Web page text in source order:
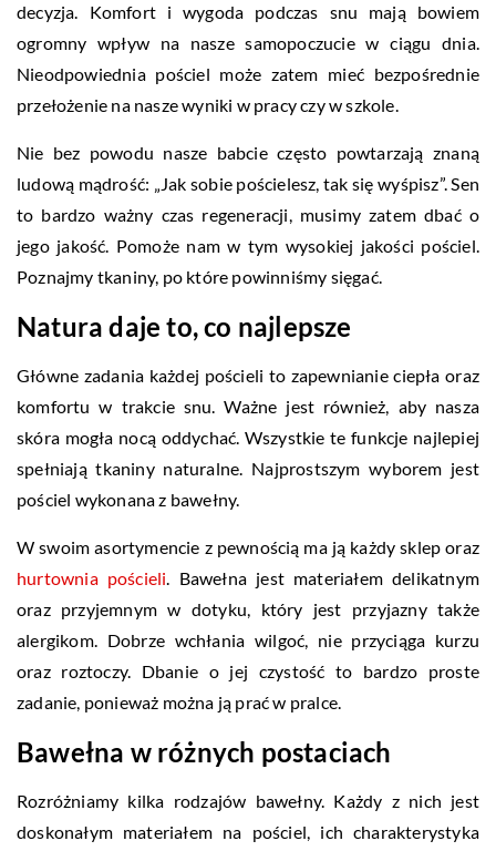
decyzja. Komfort i wygoda podczas snu mają bowiem
ogromny wpływ na nasze samopoczucie w ciągu dnia.
Nieodpowiednia pościel może zatem mieć bezpośrednie
przełożenie na nasze wyniki w pracy czy w szkole.
Nie bez powodu nasze babcie często powtarzają znaną
ludową mądrość: „Jak sobie pościelesz, tak się wyśpisz”. Sen
to bardzo ważny czas regeneracji, musimy zatem dbać o
jego jakość. Pomoże nam w tym wysokiej jakości pościel.
Poznajmy tkaniny, po które powinniśmy sięgać.
Natura daje to, co najlepsze
Główne zadania każdej pościeli to zapewnianie ciepła oraz
komfortu w trakcie snu. Ważne jest również, aby nasza
skóra mogła nocą oddychać. Wszystkie te funkcje najlepiej
spełniają tkaniny naturalne. Najprostszym wyborem jest
pościel wykonana z bawełny.
W swoim asortymencie z pewnością ma ją każdy sklep oraz
hurtownia pościeli. Bawełna jest materiałem delikatnym
oraz przyjemnym w dotyku, który jest przyjazny także
alergikom. Dobrze wchłania wilgoć, nie przyciąga kurzu
oraz roztoczy. Dbanie o jej czystość to bardzo proste
zadanie, ponieważ można ją prać w pralce.
Bawełna w różnych postaciach
Rozróżniamy kilka rodzajów bawełny. Każdy z nich jest
doskonałym materiałem na pościel, ich charakterystyka